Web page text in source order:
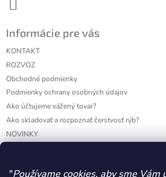
"Používame cookies, aby sme Vám
Informácie pre vás
KONTAKT
ROZVOZ
Obchodné podmienky
Podmienky ochrany osobných údajov
Ako účtujeme vážený tovar?
Ako skladovať a rozpoznať čerstvosť rýb?
NOVINKY